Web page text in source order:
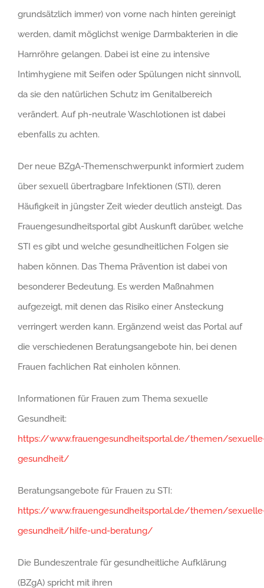
grundsätzlich immer) von vorne nach hinten gereinigt
werden, damit möglichst wenige Darmbakterien in die
Harnröhre gelangen. Dabei ist eine zu intensive
Intimhygiene mit Seifen oder Spülungen nicht sinnvoll,
da sie den natürlichen Schutz im Genitalbereich
verändert. Auf ph-neutrale Waschlotionen ist dabei
ebenfalls zu achten.
Der neue BZgA-Themenschwerpunkt informiert zudem
über sexuell übertragbare Infektionen (STI), deren
Häufigkeit in jüngster Zeit wieder deutlich ansteigt. Das
Frauengesundheitsportal gibt Auskunft darüber, welche
STI es gibt und welche gesundheitlichen Folgen sie
haben können. Das Thema Prävention ist dabei von
besonderer Bedeutung. Es werden Maßnahmen
aufgezeigt, mit denen das Risiko einer Ansteckung
verringert werden kann. Ergänzend weist das Portal auf
die verschiedenen Beratungsangebote hin, bei denen
Frauen fachlichen Rat einholen können.
Informationen für Frauen zum Thema sexuelle
Gesundheit:
https://www.frauengesundheitsportal.de/themen/
gesundheit/
Beratungsangebote für Frauen zu STI:
https://www.frauengesundheitsportal.de/themen/
gesundheit/hilfe-und-beratung/
Die Bundeszentrale für gesundheitliche Aufklärung
(BZgA) spricht mit ihren